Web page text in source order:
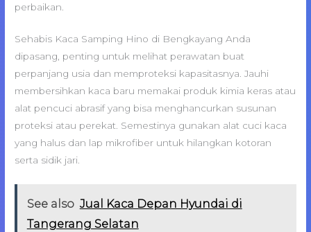
perbaikan.
Sehabis Kaca Samping Hino di Bengkayang Anda
dipasang, penting untuk melihat perawatan buat
perpanjang usia dan memproteksi kapasitasnya. Jauhi
membersihkan kaca baru memakai produk kimia keras atau
alat pencuci abrasif yang bisa menghancurkan susunan
proteksi atau perekat. Semestinya gunakan alat cuci kaca
yang halus dan lap mikrofiber untuk hilangkan kotoran
serta sidik jari.
See also Jual Kaca Depan Hyundai di
Tangerang Selatan